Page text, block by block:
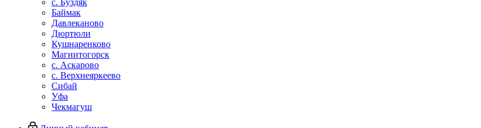
c. Буздяк
Баймак
Давлеканово
Дюртюли
Кушнаренково
Магнитогорск
с. Аскарово
с. Верхнеяркеево
Сибай
Уфа
Чекмагуш